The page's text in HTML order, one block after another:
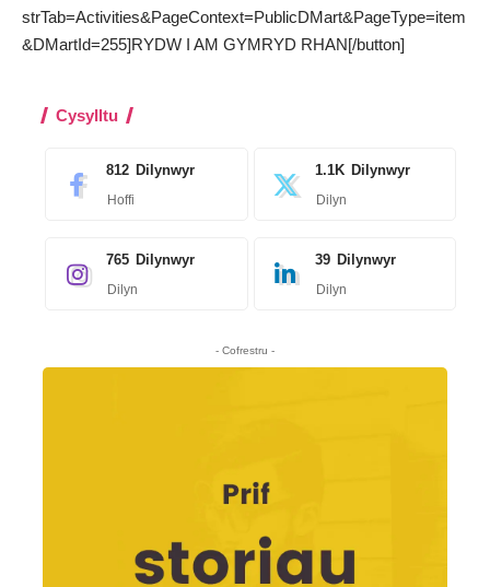
strTab=Activities&PageContext=PublicDMart&PageType=item
&DMartId=255]RYDW I AM GYMRYD RHAN[/button]
Cysylltu
812 Dilynwyr
Hoffi
1.1K Dilynwyr
Dilyn
765 Dilynwyr
Dilyn
39 Dilynwyr
Dilyn
- Cofrestru -